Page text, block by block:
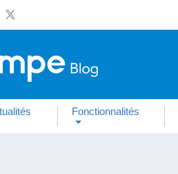
Fonctionnalités